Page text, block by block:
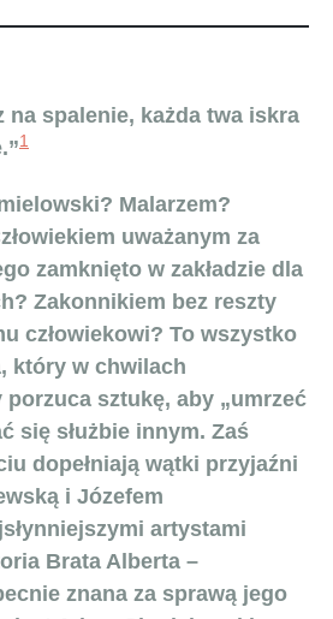
na spalenie, każda twa iskra
1
Malarzem?
uważanym za
zamknięto w zakładzie dla
Zakonnikiem bez reszty
człowiekowi? To wszystko
który w chwilach
porzuca sztukę, aby „umrzeć
się służbie innym. Zaś
dopełniają wątki przyjaźni
i Józefem
artystami
Brata Alberta –
znana za sprawą jego